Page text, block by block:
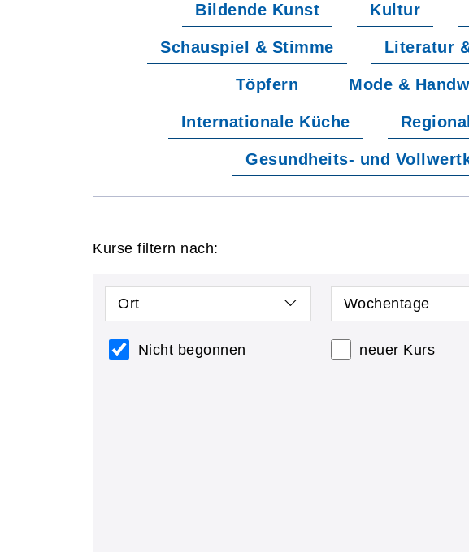
Bildende Kunst Kultur
Schauspiel & Stimme Literatur
Töpfern Mode &
Internationale Küche
Gesundheits- und
Kurse filtern nach:
Ort Wochentage
Nicht begonnen neuer Kurs